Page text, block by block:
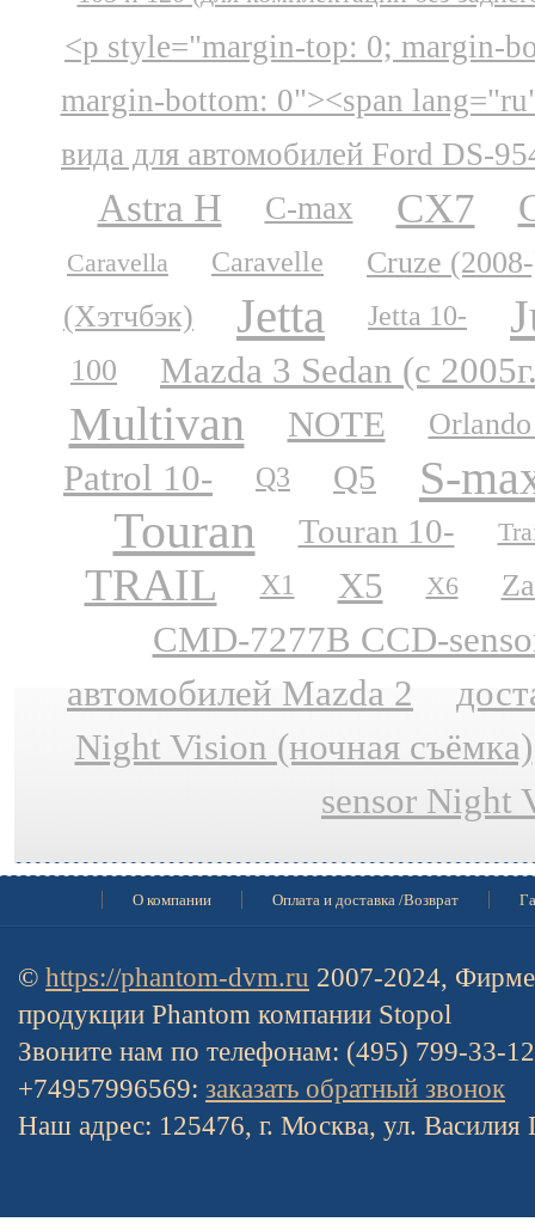
<p style="margin-top: 0; margin-
margin-bottom: 0"><span
вида для автомобилей Ford DS-
Astra H C-max CX7
Caravella Caravelle
Cruze
(Хэтчбэк)
Jetta Jetta 10-
100 Mazda 3 Sedan (с
Multivan NOTE
Patrol 10- Q3 Q5 S-
Touran Touran 10-
TRAIL X1 X5 X6
CMD-7277B CCD-
автомобилей Mazda 2
Night Vision (ночная съёмка)
sensor Night
О компании Оплата и доставка /Возврат
© https://phantom-dvm.ru 2007-2024,
продукции Phantom компании Stopol
Звоните нам по телефонам: (495) 799-33-
+74957996569: заказать обратный звонок
Наш адрес: 125476, г. Москва, ул. Василия